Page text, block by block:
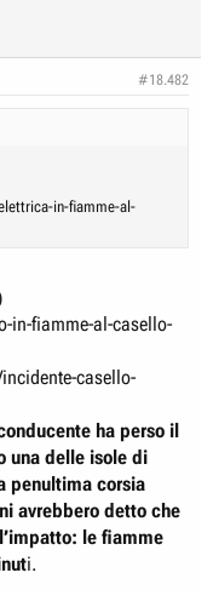
#18.482
in-fiamme-al-
in-fiamme-al-casello-
casello-
ha perso il
una delle isole di
penultima corsia
avrebbero detto che
le fiamme
i.